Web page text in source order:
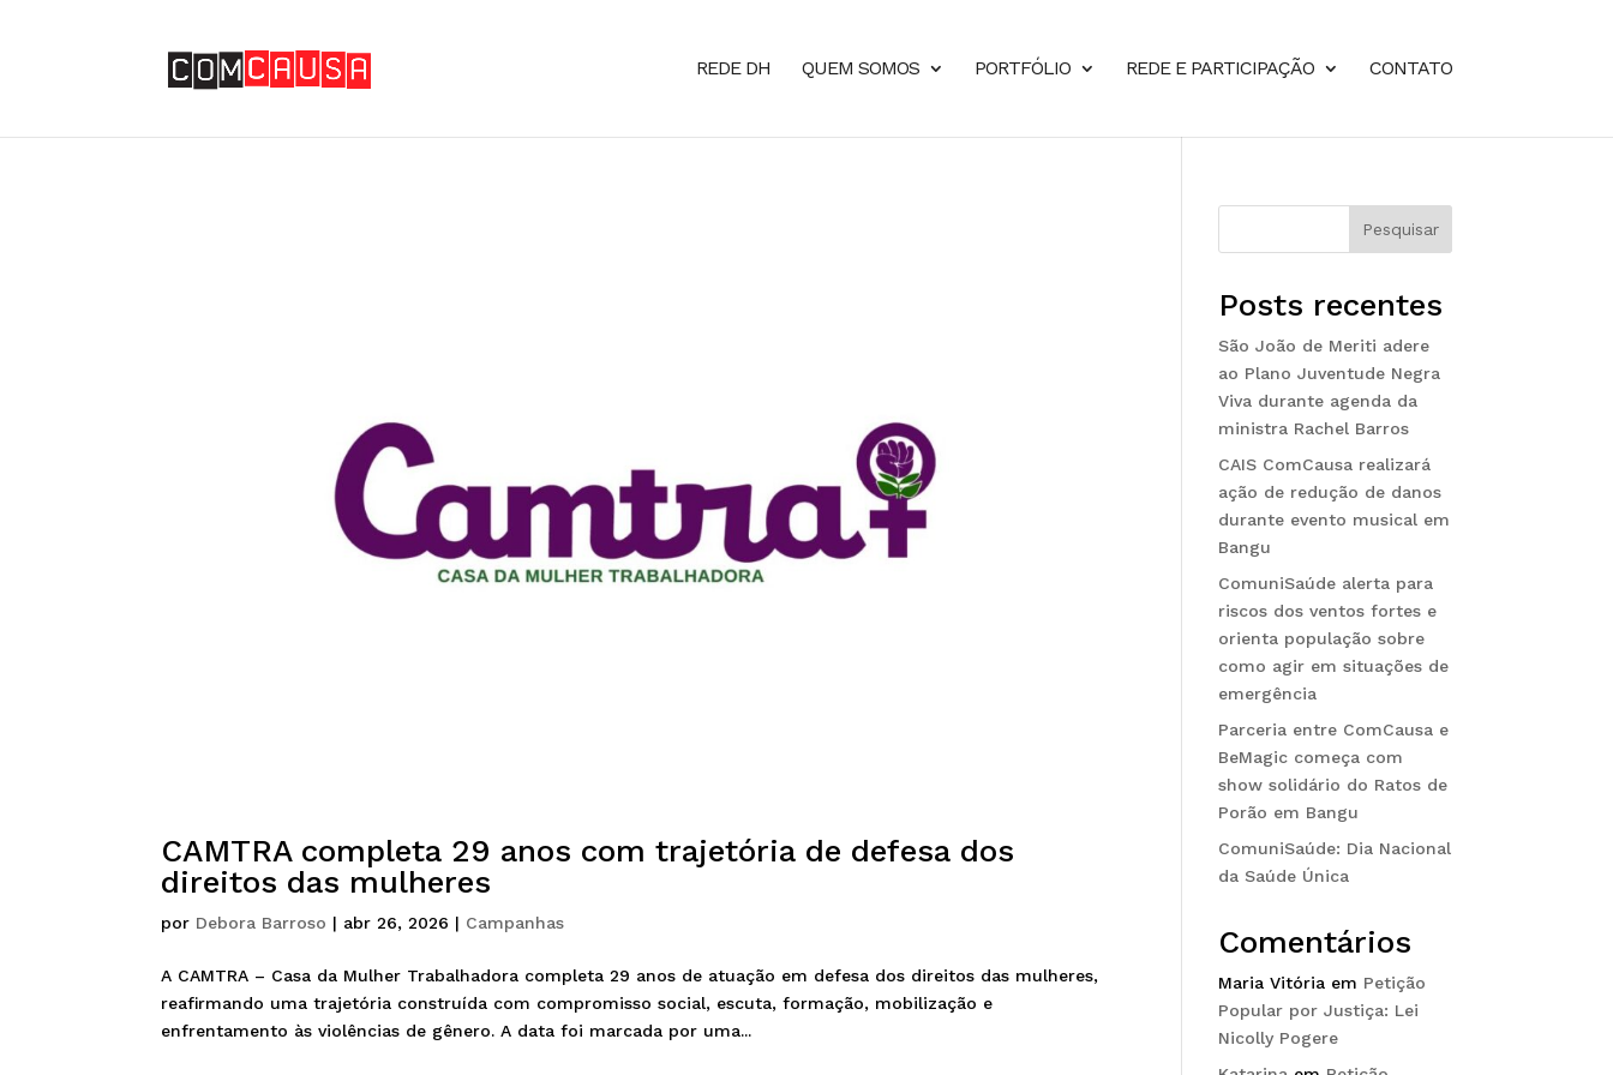
REDE DH QUEM SOMOS PORTFÓLIO REDE E PARTICIPAÇÃO CONTATO
CAMTRA completa 29 anos com trajetória de defesa dos
direitos das mulheres
por Debora Barroso | abr 26, 2026 | Campanhas
A CAMTRA – Casa da Mulher Trabalhadora completa 29 anos de atuação em defesa dos direitos das mulheres,
reafirmando uma trajetória construída com compromisso social, escuta, formação, mobilização e
enfrentamento às violências de gênero. A data foi marcada por uma...
Pesquisar
Posts recentes
São João de Meriti adere
ao Plano Juventude Negra
Viva durante agenda da
ministra Rachel Barros
CAIS ComCausa realizará
ação de redução de danos
durante evento musical em
Bangu
ComuniSaúde alerta para
riscos dos ventos fortes e
orienta população sobre
como agir em situações de
emergência
Parceria entre ComCausa e
BeMagic começa com
show solidário do Ratos de
Porão em Bangu
ComuniSaúde: Dia Nacional
da Saúde Única
Comentários
Maria Vitória em Petição
Popular por Justiça: Lei
Nicolly Pogere